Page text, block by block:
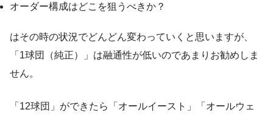
オーダー構成はどこを狙うべきか？
はその時の状況でどんどん変わっていくと思いますが、
「1球団（純正）」は融通性が低いのであまりお勧めしま
せん。
「12球団」ができたら「オールイースト」「オールウェ